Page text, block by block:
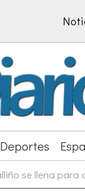
Deportes
se llena